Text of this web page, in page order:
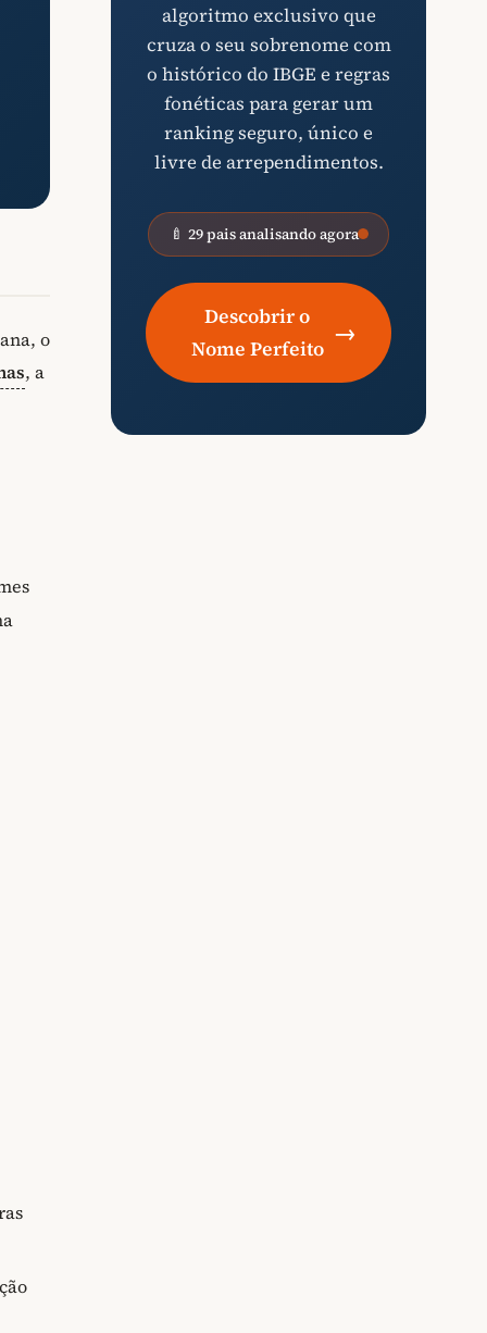
o
, a
algoritmo exclusivo que
cruza o seu sobrenome com
o histórico do IBGE e regras
fonéticas para gerar um
ranking seguro, único e
livre de arrependimentos.
🍼 29 pais analisando agora
Descobrir o
Nome Perfeito
→